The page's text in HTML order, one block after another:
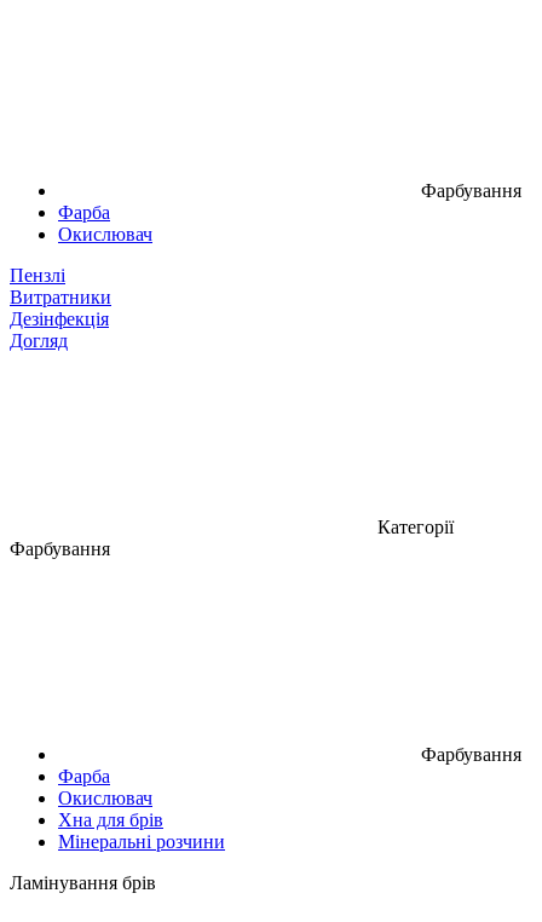
Фарбування
Фарба
Окислювач
Пензлі
Витратники
Дезінфекція
Догляд
Категорії
Фарбування
Фарбування
Фарба
Окислювач
Хна для брів
Мінеральні розчини
Ламінування брів